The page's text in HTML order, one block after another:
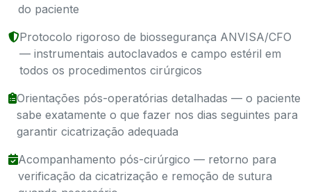
do paciente
Protocolo rigoroso de biossegurança ANVISA/CFO
— instrumentais autoclavados e campo estéril em
todos os procedimentos cirúrgicos
Orientações pós-operatórias detalhadas — o paciente
sabe exatamente o que fazer nos dias seguintes para
garantir cicatrização adequada
Acompanhamento pós-cirúrgico — retorno para
verificação da cicatrização e remoção de sutura